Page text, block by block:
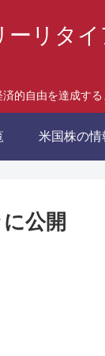
リタ
的自由を達成す
米国株の情
公開